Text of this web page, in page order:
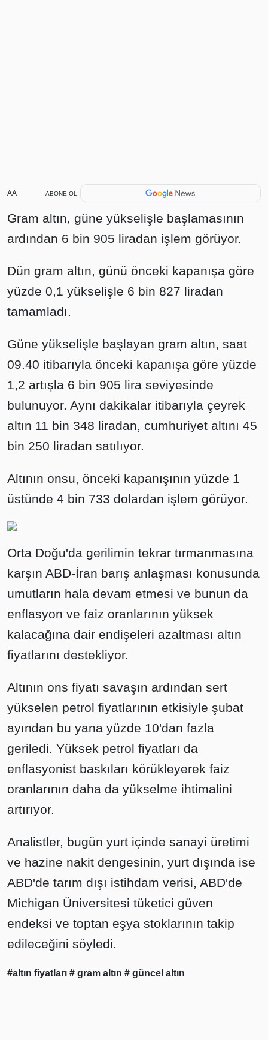
AA ABONE OL
Gram altın, güne yükselişle başlamasının
ardından 6 bin 905 liradan işlem görüyor.
Dün gram altın, günü önceki kapanışa göre
yüzde 0,1 yükselişle 6 bin 827 liradan
tamamladı.
Güne yükselişle başlayan gram altın, saat
09.40 itibarıyla önceki kapanışa göre yüzde
1,2 artışla 6 bin 905 lira seviyesinde
bulunuyor. Aynı dakikalar itibarıyla çeyrek
altın 11 bin 348 liradan, cumhuriyet altını 45
bin 250 liradan satılıyor.
Altının onsu, önceki kapanışının yüzde 1
üstünde 4 bin 733 dolardan işlem görüyor.
Orta Doğu'da gerilimin tekrar tırmanmasına
karşın ABD-İran barış anlaşması konusunda
umutların hala devam etmesi ve bunun da
enflasyon ve faiz oranlarının yüksek
kalacağına dair endişeleri azaltması altın
fiyatlarını destekliyor.
Altının ons fiyatı savaşın ardından sert
yükselen petrol fiyatlarının etkisiyle şubat
ayından bu yana yüzde 10'dan fazla
geriledi. Yüksek petrol fiyatları da
enflasyonist baskıları körükleyerek faiz
oranlarının daha da yükselme ihtimalini
artırıyor.
Analistler, bugün yurt içinde sanayi üretimi
ve hazine nakit dengesinin, yurt dışında ise
ABD'de tarım dışı istihdam verisi, ABD'de
Michigan Üniversitesi tüketici güven
endeksi ve toptan eşya stoklarının takip
edileceğini söyledi.
#altın fiyatları # gram altın # güncel altın